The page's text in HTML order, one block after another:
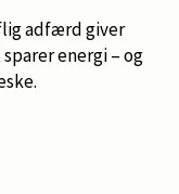
adfærd giver
energi – og